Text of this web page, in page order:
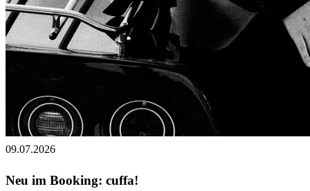
09.07.2026
Neu im Booking: cuffa!